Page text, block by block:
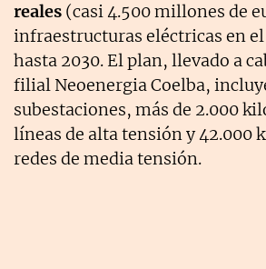
reales (casi 4.500 millones de
infraestructuras eléctricas en el
hasta 2030. El plan, llevado a
filial Neoenergia Coelba,
subestaciones, más de 2.000
líneas de alta tensión y 42.000
redes de media tensión.